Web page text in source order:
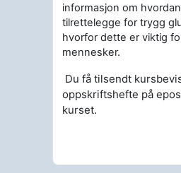
informasjon om
tilrettelegge for trygg
hvorfor dette er viktig
mennesker.
Du få tilsendt
oppskriftshefte på
kurset.